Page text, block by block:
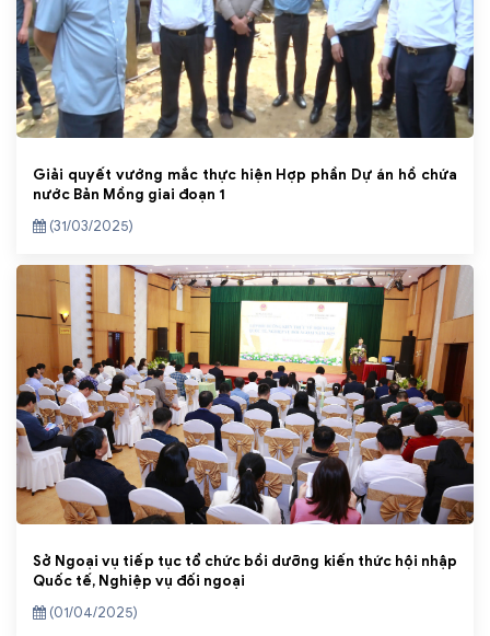
Giải quyết vướng mắc thực hiện Hợp phần Dự án hồ chứa
nước Bản Mồng giai đoạn 1
(31/03/2025)
Sở Ngoại vụ tiếp tục tổ chức bồi dưỡng kiến thức hội nhập
Quốc tế, Nghiệp vụ đối ngoại
(01/04/2025)